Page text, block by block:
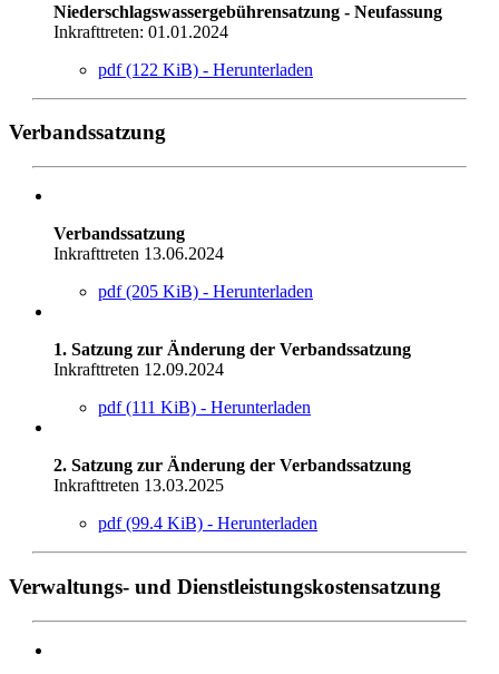
Niederschlagswassergebührensatzung - Neufassung
Inkrafttreten: 01.01.2024
pdf (122 KiB) - Herunterladen
Verbandssatzung
Verbandssatzung
Inkrafttreten 13.06.2024
pdf (205 KiB) - Herunterladen
1. Satzung zur Änderung der Verbandssatzung
Inkrafttreten 12.09.2024
pdf (111 KiB) - Herunterladen
2. Satzung zur Änderung der Verbandssatzung
Inkrafttreten 13.03.2025
pdf (99.4 KiB) - Herunterladen
Verwaltungs- und Dienstleistungskostensatzung